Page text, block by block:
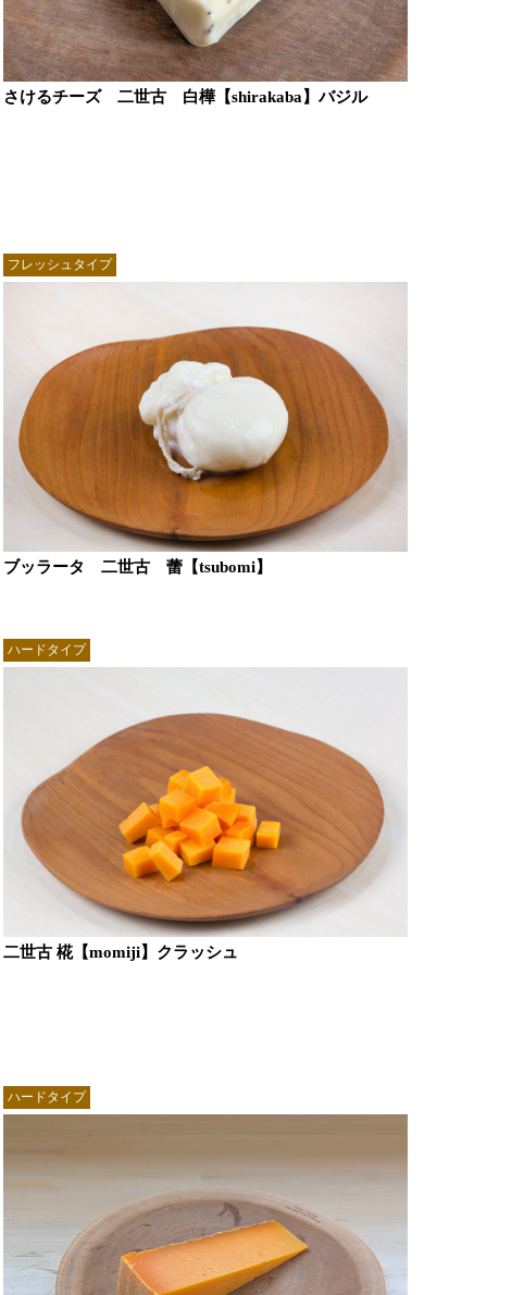
さけるチーズ 二世古 白樺【shirakaba】バジル
フレッシュタイプ
ブッラータ 二世古 蕾【tsubomi】
ハードタイプ
二世古 椛【momiji】クラッシュ
ハードタイプ